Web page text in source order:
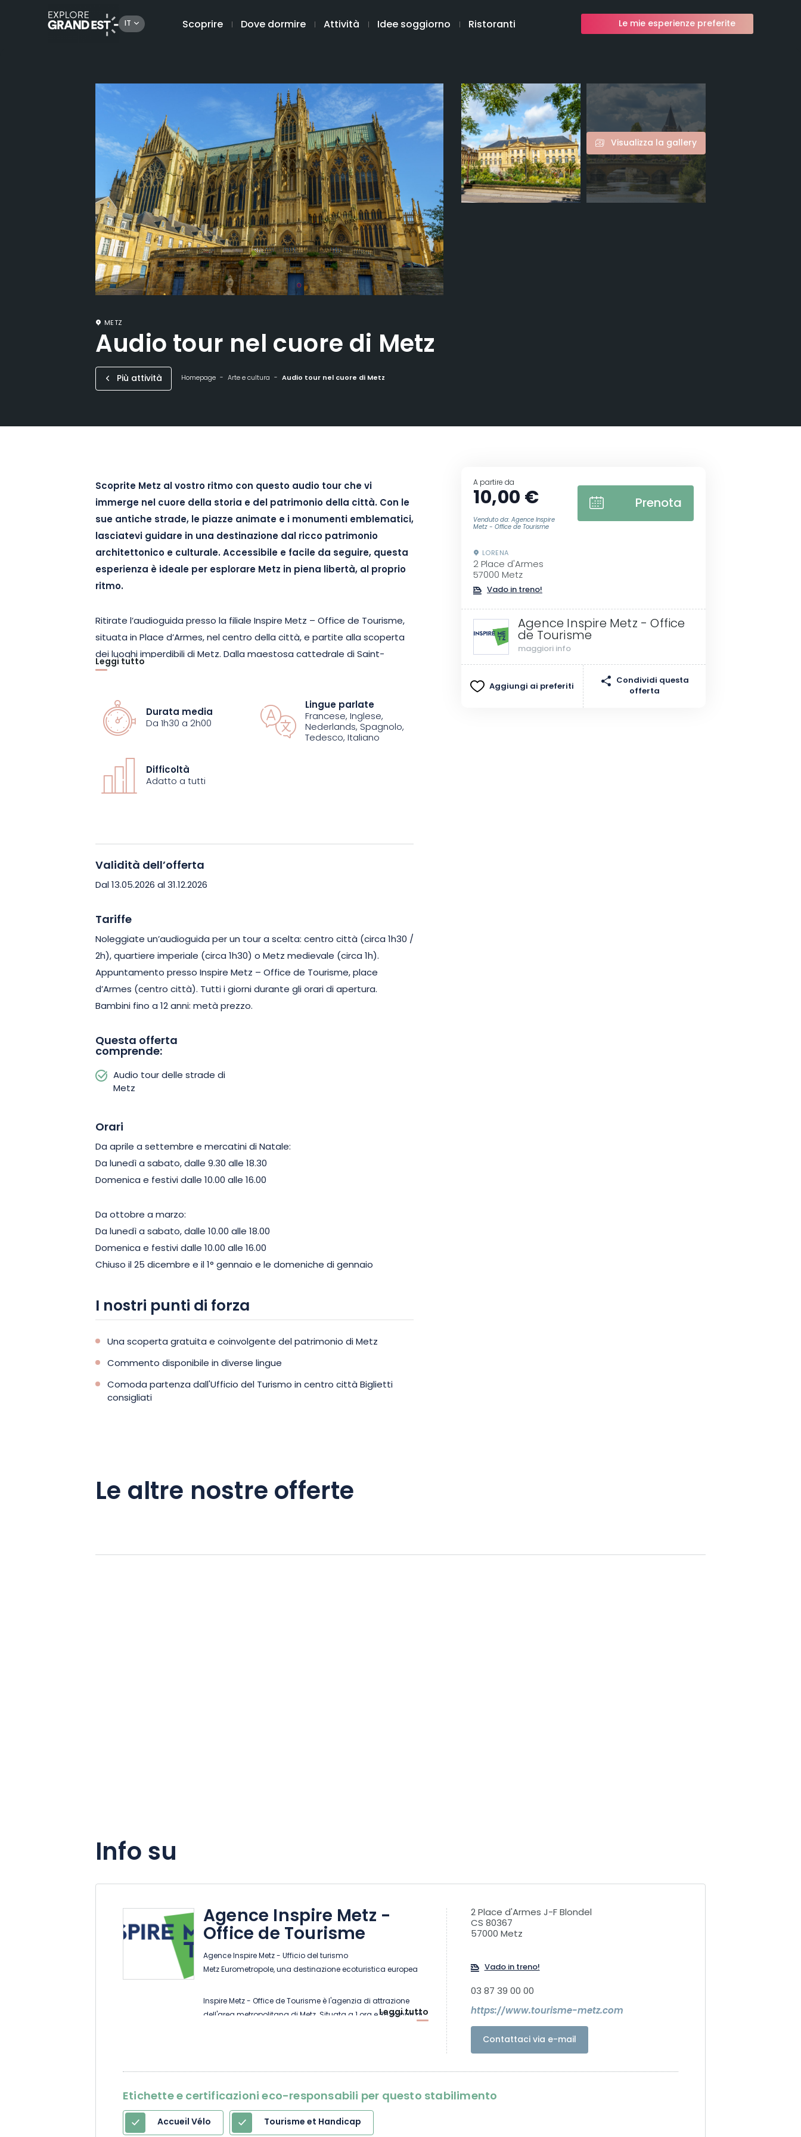
IT Scoprire Dove dormire Attività Idee soggiorno Ristoranti Le mie esperienze preferite
Visualizza la gallery
METZ
Audio tour nel cuore di Metz
Più attività Homepage Arte e cultura Audio tour nel cuore di Metz
Scoprite Metz al vostro ritmo con questo audio tour che vi
immerge nel cuore della storia e del patrimonio della città. Con le
sue antiche strade, le piazze animate e i monumenti emblematici,
lasciatevi guidare in una destinazione dal ricco patrimonio
architettonico e culturale. Accessibile e facile da seguire, questa
esperienza è ideale per esplorare Metz in piena libertà, al proprio
ritmo.
Ritirate l’audioguida presso la filiale Inspire Metz – Office de Tourisme,
situata in Place d’Armes, nel centro della città, e partite alla scoperta
dei luoghi imperdibili di Metz. Dalla maestosa cattedrale di Saint-
Étienne ai quartieri storici e alle facciate in pietra gialla tipiche di Metz,
disponibile in diverse lingue, questo tour permette a tutti di
approfittare delle ricchezze culturali e storiche di Metz.
Progettato per offrire un’esperienza confortevole e accessibile, questo
tour è adatto a visitatori individuali, famiglie o viaggiatori di passaggio. I
percorsi sono accessibili con accompagnamento per le persone a
Approfittate di un’immersione culturale semplice e gratificante per
l’atmosfera urbana accogliente, questa visita audio-guidata vi invita a
Leggi tutto
Durata media
Da 1h30 a 2h00
Lingue parlate
Francese, Inglese,
Nederlands, Spagnolo,
Tedesco, Italiano
Difficoltà
Adatto a tutti
Validità dell’offerta
Dal 13.05.2026 al 31.12.2026
Tariffe
Noleggiate un’audioguida per un tour a scelta: centro città (circa 1h30 /
2h), quartiere imperiale (circa 1h30) o Metz medievale (circa 1h).
Appuntamento presso Inspire Metz – Office de Tourisme, place
d’Armes (centro città). Tutti i giorni durante gli orari di apertura.
Bambini fino a 12 anni: metà prezzo.
Questa offerta
comprende:
Audio tour delle strade di
Metz
Orari
Da aprile a settembre e mercatini di Natale:
Da lunedì a sabato, dalle 9.30 alle 18.30
Domenica e festivi dalle 10.00 alle 16.00
Da ottobre a marzo:
Da lunedì a sabato, dalle 10.00 alle 18.00
Domenica e festivi dalle 10.00 alle 16.00
Chiuso il 25 dicembre e il 1° gennaio e le domeniche di gennaio
I nostri punti di forza
Una scoperta gratuita e coinvolgente del patrimonio di Metz
Commento disponibile in diverse lingue
Comoda partenza dall'Ufficio del Turismo in centro città Biglietti
consigliati
A partire da
10,00 €
Venduto da: Agence Inspire
Metz - Office de Tourisme
Prenota
LORENA
2 Place d'Armes
57000 Metz
Vado in treno!
Agence Inspire Metz - Office
de Tourisme
maggiori info
Aggiungi ai preferiti
Condividi questa
offerta
Le altre nostre offerte
Info su
Agence Inspire Metz -
Office de Tourisme
Agence Inspire Metz - Ufficio del turismo
Metz Eurometropole, una destinazione ecoturistica europea
Inspire Metz - Office de Tourisme è l'agenzia di attrazione
dell'area metropolitana di Metz. Situata a 1 ora e 20 minuti di
patrimonio storico e paesaggi verdi nel cuore dell'Europa.
Metz, città creativa dell'UNESCO per quanto riguarda la
musica, ha un ricco programma culturale: mostre al Centre
Pompidou-Metz, concerti alla Cité Musicale, il festival Metz
Leggi tutto
2 Place d'Armes J-F Blondel
CS 80367
57000 Metz
Vado in treno!
03 87 39 00 00
https://www.tourisme-metz.com
Contattaci via e-mail
Etichette e certificazioni eco-responsabili per questo stabilimento
Accueil Vélo Tourisme et Handicap